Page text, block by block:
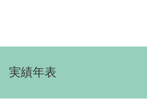
実績年表